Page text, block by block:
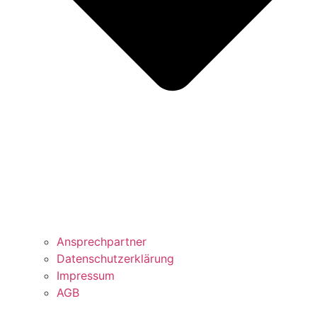
Ansprechpartner
Datenschutzerklärung
Impressum
AGB